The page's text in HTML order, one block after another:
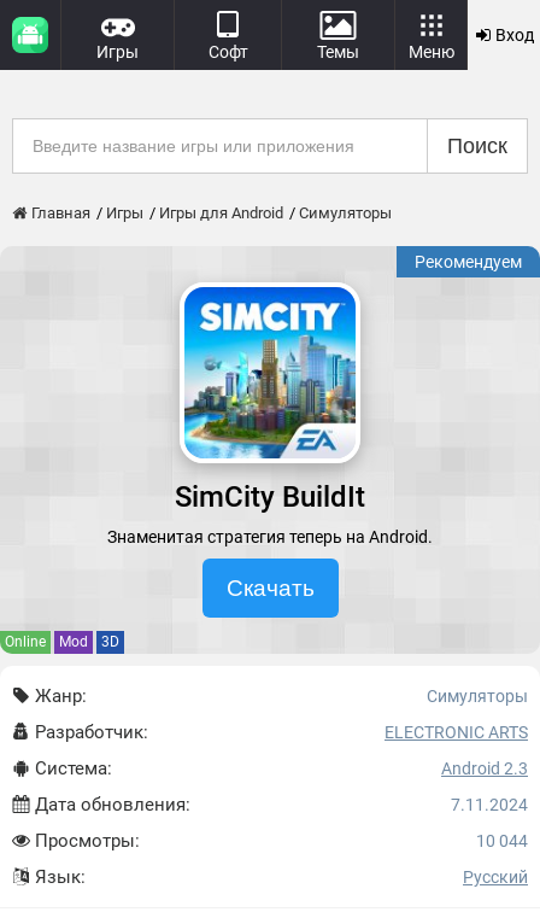
Игры Софт Темы Меню
Вход
Поиск
Главная Игры Игры для Android Симуляторы
Рекомендуем
SimCity BuildIt
Знаменитая стратегия теперь на Android.
Скачать
Online Mod 3D
Жанр: Симуляторы
Разработчик: ELECTRONIC ARTS
Система: Android 2.3
Дата обновления: 7.11.2024
Просмотры: 10 044
Язык: Русский